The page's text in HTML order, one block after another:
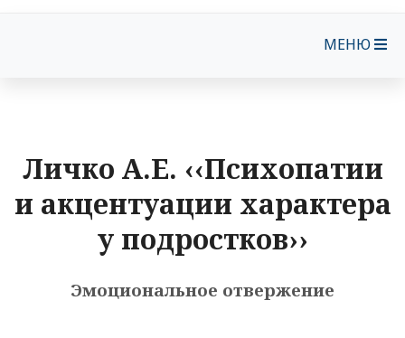
МЕНЮ
Личко А.Е. ‹‹Психопатии
и акцентуации характера
у подростков››
Эмоциональное отвержение